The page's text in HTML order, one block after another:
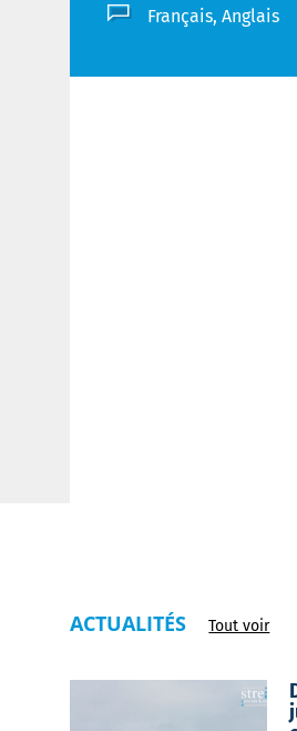
Français,Anglais
ACTUALITÉS Tout voir